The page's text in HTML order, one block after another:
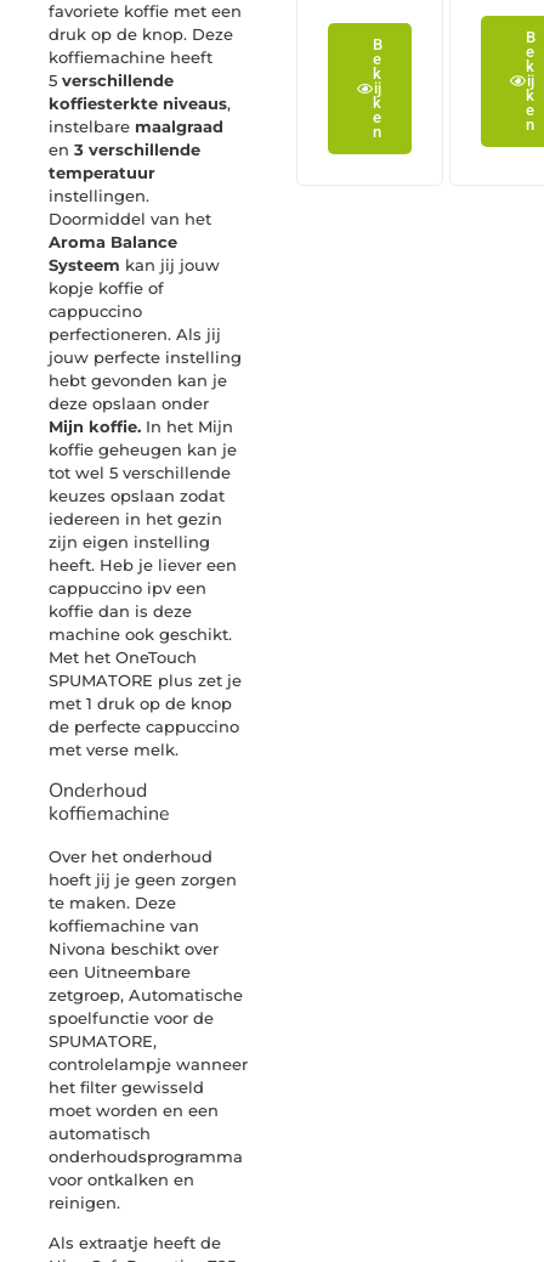
favoriete koffie met een
druk op de knop. Deze
koffiemachine heeft
5 verschillende
koffiesterkte niveaus,
instelbare maalgraad
en 3 verschillende
temperatuur
instellingen.
Doormiddel van het
Aroma Balance
Systeem kan jij jouw
kopje koffie of
cappuccino
perfectioneren. Als jij
jouw perfecte instelling
hebt gevonden kan je
deze opslaan onder
Mijn koffie. In het Mijn
koffie geheugen kan je
tot wel 5 verschillende
keuzes opslaan zodat
iedereen in het gezin
zijn eigen instelling
heeft. Heb je liever een
cappuccino ipv een
koffie dan is deze
machine ook geschikt.
Met het OneTouch
SPUMATORE plus zet je
met 1 druk op de knop
de perfecte cappuccino
met verse melk.
Onderhoud
koffiemachine
Over het onderhoud
hoeft jij je geen zorgen
te maken. Deze
koffiemachine van
Nivona beschikt over
een Uitneembare
zetgroep, Automatische
spoelfunctie voor de
SPUMATORE,
controlelampje wanneer
het filter gewisseld
moet worden en een
automatisch
onderhoudsprogramma
voor ontkalken en
reinigen.
Als extraatje heeft de
B
e
k
ij
k
e
n
B
e
k
ij
k
e
n